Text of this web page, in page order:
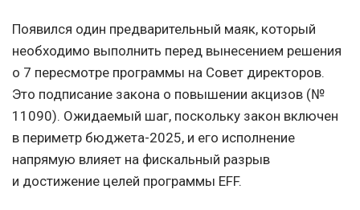
Появился один предварительный маяк, который
необходимо выполнить перед вынесением решения
о 7 пересмотре программы на Совет директоров.
Это подписание закона о повышении акцизов (№
11090). Ожидаемый шаг, поскольку закон включен
в периметр бюджета-2025, и его исполнение
напрямую влияет на фискальный разрыв
и достижение целей программы EFF.